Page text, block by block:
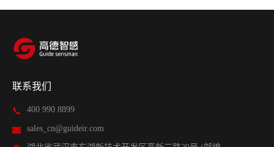
联系我们
400 990 8899
sales_cn@guideir.com